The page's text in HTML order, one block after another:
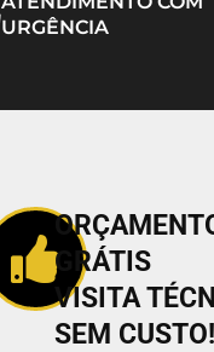
URGÊNCIA
GRÁTIS
VISITA
SEM CUSTO!